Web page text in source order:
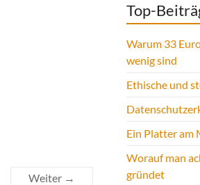
Weiter →
Top-
Warum 33
wenig sind
Ethische und
Ein Platter am
Worauf man
gründet